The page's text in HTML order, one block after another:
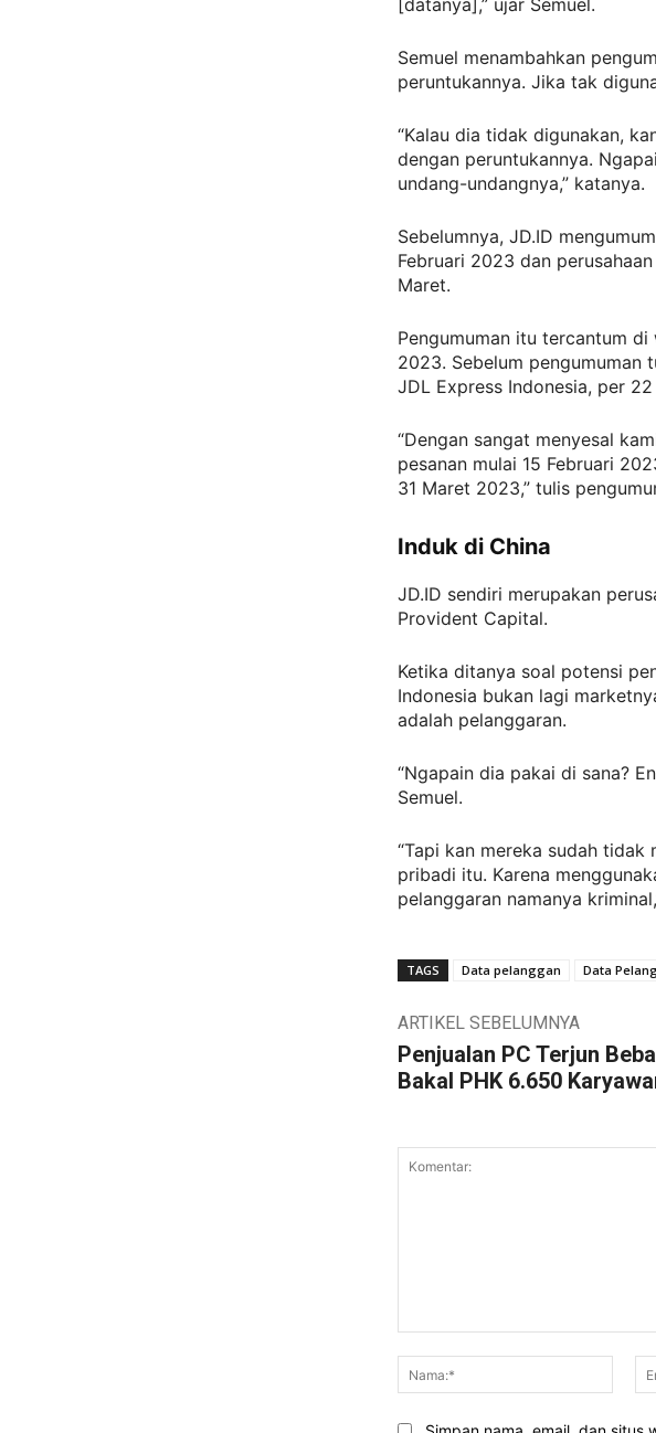
[datanya],” ujar Semuel.
Semuel menambahkan
peruntukannya. Jika tak
“Kalau dia tidak digunakan,
dengan peruntukannya.
undang-undangnya,” katanya.
Sebelumnya, JD.ID
Februari 2023 dan
Maret.
Pengumuman itu tercantum
2023. Sebelum pengumuman
JDL Express Indonesia, per
“Dengan sangat menyesal
pesanan mulai 15 Februari
31 Maret 2023,” tulis
Induk di China
JD.ID sendiri merupakan
Provident Capital.
Ketika ditanya soal potensi
Indonesia bukan lagi
adalah pelanggaran.
“Ngapain dia pakai di sana?
Semuel.
“Tapi kan mereka sudah
pribadi itu. Karena
pelanggaran namanya
TAGS Data pelanggan Data
ARTIKEL SEBELUMNYA
Penjualan PC Terjun
Bakal PHK 6.650